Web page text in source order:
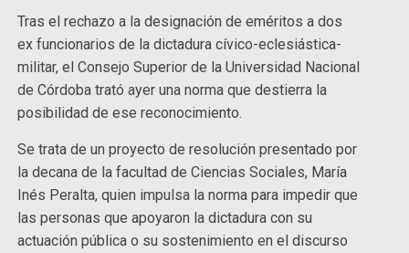
Tras el rechazo a la designación de eméritos a dos
ex funcionarios de la dictadura cívico-eclesiástica-
militar, el Consejo Superior de la Universidad Nacional
de Córdoba trató ayer una norma que destierra la
posibilidad de ese reconocimiento.
Se trata de un proyecto de resolución presentado por
la decana de la facultad de Ciencias Sociales, María
Inés Peralta, quien impulsa la norma para impedir que
las personas que apoyaron la dictadura con su
actuación pública o su sostenimiento en el discurso